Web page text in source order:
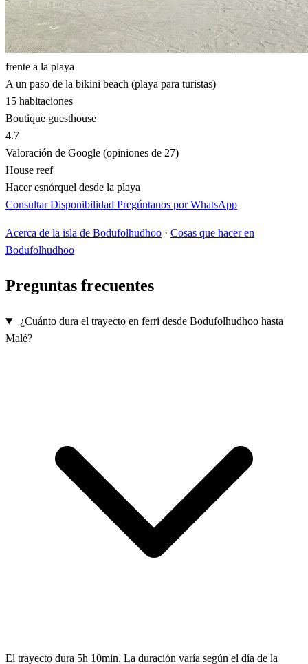
frente a la playa
A un paso de la bikini beach (playa para turistas)
15 habitaciones
Boutique guesthouse
4.7
Valoración de Google (opiniones de 27)
House reef
Hacer esnórquel desde la playa
Consultar Disponibilidad Pregúntanos por WhatsApp
Acerca de la isla de Bodufolhudhoo · Cosas que hacer en
Bodufolhudhoo
Preguntas frecuentes
¿Cuánto dura el trayecto en ferri desde Bodufolhudhoo hasta
Malé?
El trayecto dura 5h 10min. La duración varía según el día de la